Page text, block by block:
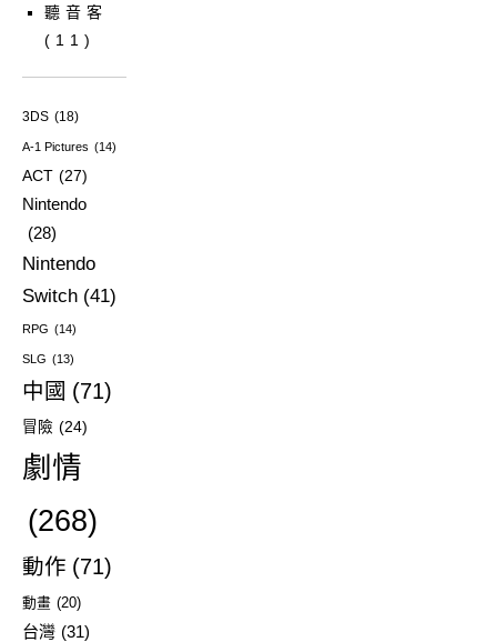
聽音客
(11)
3DS (18)
A-1 Pictures (14)
ACT (27)
Nintendo
(28)
Nintendo
Switch (41)
RPG (14)
SLG (13)
中國 (71)
冒險 (24)
劇情
(268)
動作 (71)
動畫 (20)
台灣 (31)